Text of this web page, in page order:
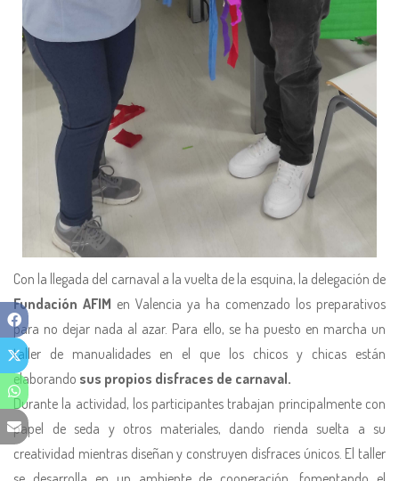
Con la llegada del carnaval a la vuelta de la esquina, la delegación de
Fundación AFIM en Valencia ya ha comenzado los preparativos
para no dejar nada al azar. Para ello, se ha puesto en marcha un
taller de manualidades en el que los chicos y chicas están
elaborando sus propios disfraces de carnaval.
Durante la actividad, los participantes trabajan principalmente con
papel de seda y otros materiales, dando rienda suelta a su
creatividad mientras diseñan y construyen disfraces únicos. El taller